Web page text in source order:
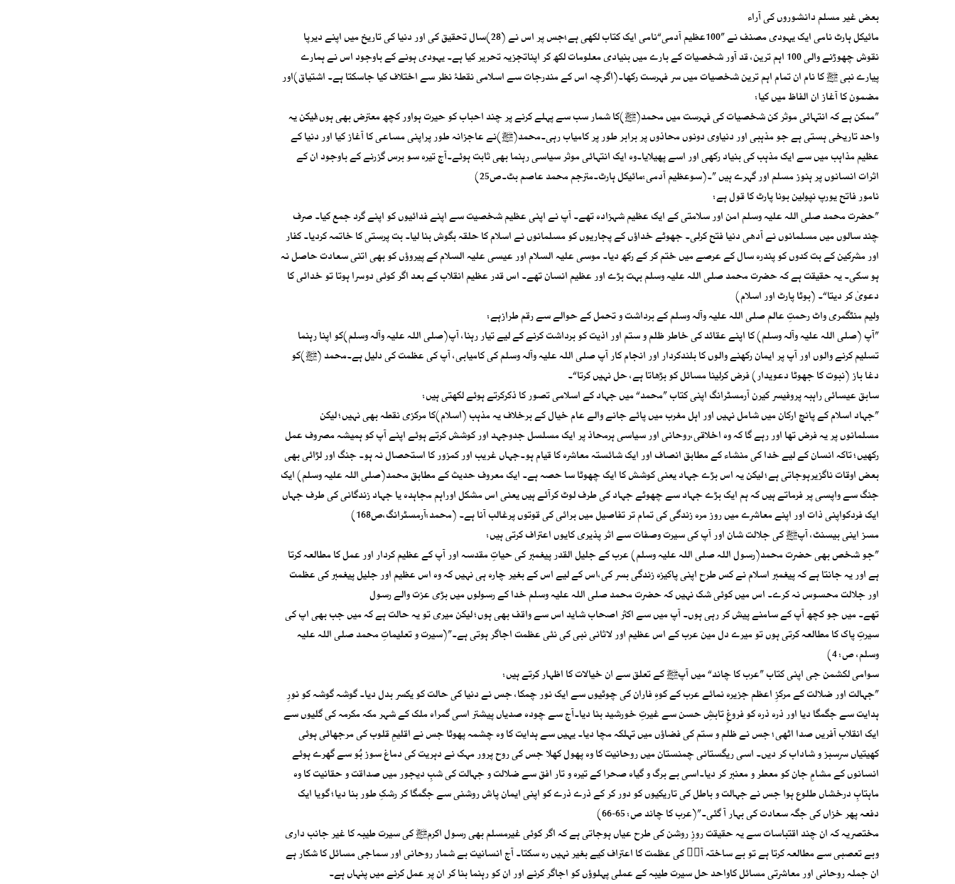
بعض غیر مسلم دانشوروں کی آراء
مائیکل ہارٹ نامی ایک یہودی مصنف نے ”100عظیم آدمی“نامی ایک کتاب لکھی ہے؛جس پر اس نے (28)سال تحقیق کی اور دنیا کی تاریخ میں اپنے دیرپا
نقوش چھوڑنے والی 100 اہم ترین، قد آور شخصیات کے بارے میں بنیادی معلومات لکھ کر اپناتجزیہ تحریر کیا ہے۔ یہودی ہونے کے باوجود اس نے ہمارے
پیارے نبی ﷺ کا نام ان تمام اہم ترین شخصیات میں سر فہرست رکھا۔(اگرچہ اس کے مندرجات سے اسلامی نقطۂ نظر سے اختلاف کیا جاسکتا ہے۔ اشتیاق)اور
مضمون کا آغاز ان الفاظ میں کیا:
”ممکن ہے کہ انتہائی موثر کن شخصیات کی فہرست میں محمد(ﷺ)کا شمار سب سے پہلے کرنے پر چند احباب کو حیرت ہواور کچھ معترض بھی ہوں؛لیکن یہ
واحد تاریخی ہستی ہے جو مذہبی اور دنیاوی دونوں محاذوں پر برابر طور پر کامیاب رہی۔محمد(ﷺ)نے عاجزانہ طور پراپنی مساعی کا آغاز کیا اور دنیا کے
عظیم مذاہب میں سے ایک مذہب کی بنیاد رکھی اور اسے پھیلایا۔وہ ایک انتہائی موثر سیاسی رہنما بھی ثابت ہوئے۔آج تیرہ سو برس گزرنے کے باوجود ان کے
اثرات انسانوں پر ہنوز مسلم اور گہرے ہیں ”۔(سوعظیم آدمی:مائیکل ہارٹ۔مترجم محمد عاصم بٹ۔ص25)
نامور فاتح یورپ نپولین بونا پارٹ کا قول ہے:
”حضرت محمد صلی اللہ علیہ وسلم امن اور سلامتی کے ایک عظیم شہزادہ تھے۔ آپ نے اپنی عظیم شخصیت سے اپنے فدائیوں کو اپنے گرد جمع کیا۔ صرف
چند سالوں میں مسلمانوں نے آدھی دنیا فتح کرلی۔ جھوٹے خداؤں کے پجاریوں کو مسلمانوں نے اسلام کا حلقہ بگوش بنا لیا۔ بت پرستی کا خاتمہ کردیا۔ کفار
اور مشرکین کے بت کدوں کو پندرہ سال کے عرصے میں ختم کر کے رکھ دیا۔ موسی علیہ السلام اور عیسی علیہ السلام کے پیروؤں کو بھی اتنی سعادت حاصل نہ
ہو سکی۔ یہ حقیقت ہے کہ حضرت محمد صلی اللہ علیہ وسلم بہت بڑے اور عظیم انسان تھے۔ اس قدر عظیم انقلاب کے بعد اگر کوئی دوسرا ہوتا تو خدائی کا
دعویٰ کر دیتا“۔ (بوٹا پارٹ اور اسلام)
ولیم منٹگمری واٹ رحمتِ عالم صلی اللہ علیہ وآلہ وسلم کے برداشت و تحمل کے حوالے سے رقم طرازہے:
”آپ (صلی اللہ علیہ وآلہ وسلم) کا اپنے عقائد کی خاطر ظلم و ستم اور اذیت کو برداشت کرنے کے لیے تیار رہنا، آپ(صلی اللہ علیہ وآلہ وسلم)کو اپنا رہنما
تسلیم کرنے والوں اور آپ پر ایمان رکھنے والوں کا بلندکردار اور انجام کار آپ صلی اللہ علیہ وآلہ وسلم کی کامیابی، آپ کی عظمت کی دلیل ہے۔محمد (ﷺ)کو
دغا باز (نبوت کا جھوٹا دعویدار) فرض کرلینا مسائل کو بڑھاتا ہے، حل نہیں کرتا“۔
سابق عیسائی راہبہ پروفیسر کیرن آرمسٹرانگ اپنی کتاب ”محمد“ میں جہاد کے اسلامی تصور کا ذکرکرتے ہوئے لکھتی ہیں:
”جہاد اسلام کے پانچ ارکان میں شامل نہیں اور اہل مغرب میں پائے جانے والے عام خیال کے برخلاف یہ مذہب (اسلام)کا مرکزی نقطہ بھی نہیں؛ لیکن
مسلمانوں پر یہ فرض تھا اور رہے گا کہ وہ اخلاقی،روحانی اور سیاسی ہرمحاذ پر ایک مسلسل جدوجہد اور کوشش کرتے ہوئے اپنے آپ کو ہمیشہ مصروف عمل
رکھیں؛ تاکہ انسان کے لیے خدا کی منشاء کے مطابق انصاف اور ایک شائستہ معاشرہ کا قیام ہو۔جہاں غریب اور کمزور کا استحصال نہ ہو۔ جنگ اور لڑائی بھی
بعض اوقات ناگزیرہوجاتی ہے؛ لیکن یہ اس بڑے جہاد یعنی کوشش کا ایک چھوٹا سا حصہ ہے۔ ایک معروف حدیث کے مطابق محمد(صلی اللہ علیہ وسلم) ایک
جنگ سے واپسی پر فرماتے ہیں کہ ہم ایک بڑے جہاد سے چھوٹے جہاد کی طرف لوٹ کرآئے ہیں یعنی اس مشکل اوراہم مجاہدہ یا جہاد زندگانی کی طرف جہاں
ایک فردکواپنی ذات اور اپنے معاشرے میں روز مرہ زندگی کی تمام تر تفاصیل میں برائی کی قوتوں پرغالب آنا ہے۔ (محمد:آرمسٹرانگ،ص168)
مسز اینی بیسنٹ، آپﷺ کی جلالت شان اور آپ کی سیرت وصفات سے اثر پذیری کایوں اعتراف کرتی ہیں:
”جو شخص بھی حضرت محمد(رسول اللہ صلی اللہ علیہ وسلم) عرب کے جلیل القدر پیغمبر کی حیاتِ مقدسہ اور آپ کے عظیم کردار اور عمل کا مطالعہ کرتا
ہے اور یہ جانتا ہے کہ پیغمبر اسلام نے کس طرح اپنی پاکیزہ زندگی بسر کی،اس کے لیے اس کے بغیر چارہ ہی نہیں کہ وہ اس عظیم اور جلیل پیغمبر کی عظمت
اور جلالت محسوس نہ کرے۔ اس میں کوئی شک نہیں کہ حضرت محمد صلی اللہ علیہ وسلم خدا کے رسولوں میں بڑی عزت والے رسول
تھے۔ میں جو کچھ آپ کے سامنے پیش کر رہی ہوں۔ آپ میں سے اکثر اصحاب شاید اس سے واقف بھی ہوں؛ لیکن میری تو یہ حالت ہے کہ میں جب بھی اپ کی
سیرتِ پاک کا مطالعہ کرتی ہوں تو میرے دل مین عرب کے اس عظیم اور لاثانی نبی کی نئی عظمت اجاگر ہوتی ہے۔”(سیرت و تعلیماتِ محمد صلی اللہ علیہ
وسلم، ص: 4)
سوامی لکشمن جی اپنی کتاب ”عرب کا چاند“ میں آپﷺ کے تعلق سے ان خیالات کا اظہار کرتے ہیں:
”جہالت اور ضلالت کے مرکزِ اعظم جزیرہ نمائے عرب کے کوہِ فاران کی چوٹیوں سے ایک نور چمکا، جس نے دنیا کی حالت کو یکسر بدل دیا۔ گوشہ گوشہ کو نورِ
ہدایت سے جگمگا دیا اور ذرہ ذرہ کو فروغِ تابشِ حسن سے غیرتِ خورشید بنا دیا۔آج سے چودہ صدیاں پیشتر اسی گمراہ ملک کے شہر مکہ مکرمہ کی گلیوں سے
ایک انقلاب آفریں صدا اٹھی؛ جس نے ظلم و ستم کی فضاؤں میں تہلکہ مچا دیا۔ یہیں سے ہدایت کا وہ چشمہ پھوٹا جس نے اقلیمِ قلوب کی مرجھائی ہوئی
کھیتیاں سرسبز و شاداب کر دیں۔ اسی ریگستانی چمنستان میں روحانیت کا وہ پھول کھلا جس کی روح پرور مہک نے دہریت کی دماغ سوز بُو سے گھرے ہوئے
انسانوں کے مشامِ جان کو معطر و معنبر کر دیا۔اسی بے برگ و گیاہ صحرا کے تیرہ و تار افق سے ضلالت و جہالت کی شبِ دیجور میں صداقت و حقانیت کا وہ
ماہتابِ درخشاں طلوع ہوا جس نے جہالت و باطل کی تاریکیوں کو دور کر کے ذرے ذرے کو اپنی ایمان پاش روشنی سے جگمگا کر رشکِ طور بنا دیا؛ گویا ایک
دفعہ پھر خزاں کی جگہ سعادت کی بہار آ گئی۔”(عرب کا چاند ص: 65-66)
مختصریہ کہ ان چند اقتباسات سے یہ حقیقت روزِ روشن کی طرح عیاں ہوجاتی ہے کہ اگر کوئی غیرمسلم بھی رسول اکرمﷺ کی سیرت طیبہ کا غیر جانب داری
وبے تعصبی سے مطالعہ کرتا ہے تو بے ساختہ آپؐ کی عظمت کا اعتراف کیے بغیر نہیں رہ سکتا۔ آج انسانیت بے شمار روحانی اور سماجی مسائل کا شکار ہے
ان جملہ روحانی اور معاشرتی مسائل کاواحد حل سیرت طیبہ کے عملی پہلوؤں کو اجاگر کرنے اور ان کو رہنما بنا کر ان پر عمل کرنے میں پنہاں ہے۔